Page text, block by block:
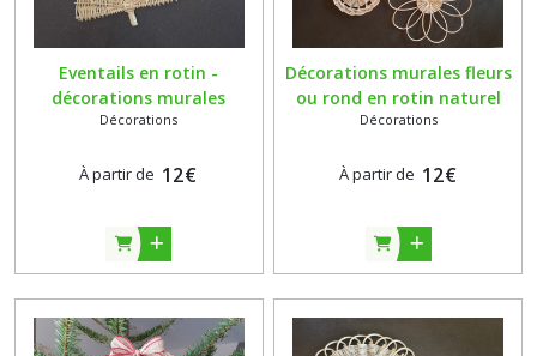
Eventails en rotin -
décorations murales
bohèmes - tressés main
Décorations
À partir de 12€
Décorations murales fleurs
ou rond en rotin naturel
écru - décorations bohèmes
Décorations
À partir de 12€